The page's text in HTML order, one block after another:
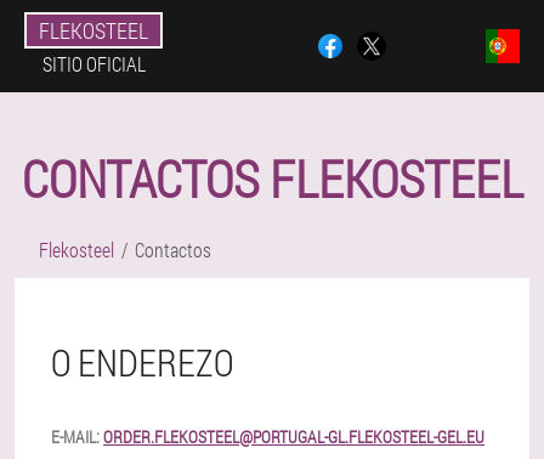
FLEKOSTEEL
SITIO OFICIAL
CONTACTOS FLEKOSTEEL
Flekosteel Contactos
O ENDEREZO
E-MAIL:ORDER.FLEKOSTEEL@PORTUGAL-GL.FLEKOSTEEL-GEL.EU